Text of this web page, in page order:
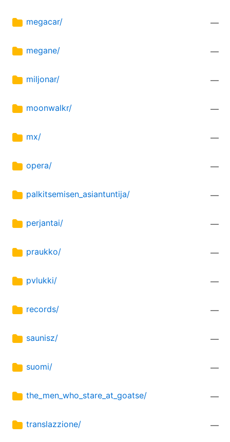
megacar/ —
megane/ —
miljonar/ —
moonwalkr/ —
mx/ —
opera/ —
palkitsemisen_asiantuntija/ —
perjantai/ —
praukko/ —
pvlukki/ —
records/ —
saunisz/ —
suomi/ —
the_men_who_stare_at_goatse/ —
translazzione/ —